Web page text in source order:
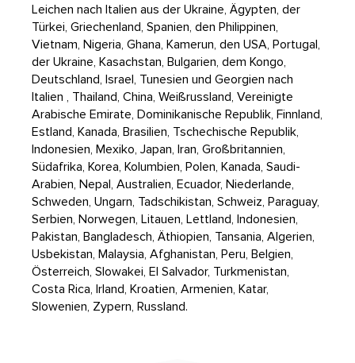
Leichen nach Italien aus der Ukraine, Ägypten, der
Türkei, Griechenland, Spanien, den Philippinen,
Vietnam, Nigeria, Ghana, Kamerun, den USA, Portugal,
der Ukraine, Kasachstan, Bulgarien, dem Kongo,
Deutschland, Israel, Tunesien und Georgien nach
Italien , Thailand, China, Weißrussland, Vereinigte
Arabische Emirate, Dominikanische Republik, Finnland,
Estland, Kanada, Brasilien, Tschechische Republik,
Indonesien, Mexiko, Japan, Iran, Großbritannien,
Südafrika, Korea, Kolumbien, Polen, Kanada, Saudi-
Arabien, Nepal, Australien, Ecuador, Niederlande,
Schweden, Ungarn, Tadschikistan, Schweiz, Paraguay,
Serbien, Norwegen, Litauen, Lettland, Indonesien,
Pakistan, Bangladesch, Äthiopien, Tansania, Algerien,
Usbekistan, Malaysia, Afghanistan, Peru, Belgien,
Österreich, Slowakei, El Salvador, Turkmenistan,
Costa Rica, Irland, Kroatien, Armenien, Katar,
Slowenien, Zypern, Russland.